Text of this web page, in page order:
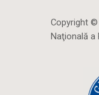
Copyright
Naţională a